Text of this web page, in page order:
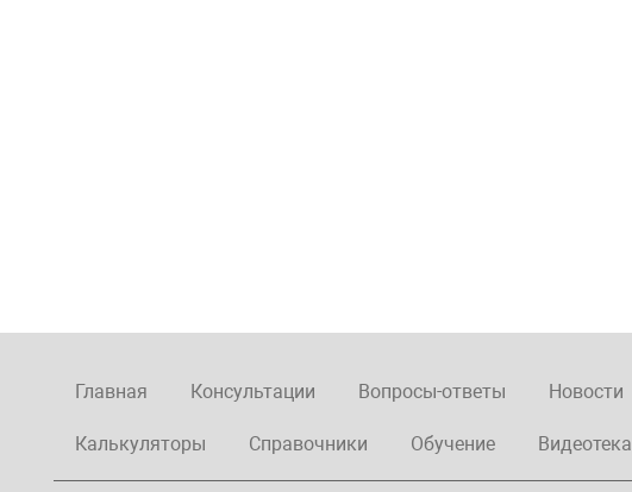
Главная Консультации Вопросы-ответы Новости
Калькуляторы Справочники Обучение Видеотека